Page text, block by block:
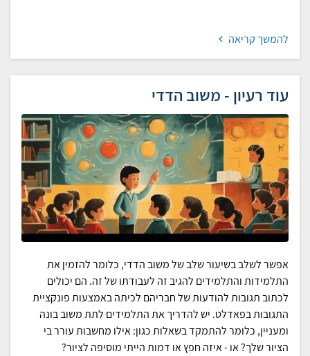
להמשך קריאה
עוד רעיון - משוב הדדי
אפשר לשלב בשיעור שלב של משוב הדדי, כלומר להזמין את
התלמידות והתלמידים להגיב זה לעבודתו של זה. הם יכולים
לכתוב תגובות להודעות של חבריהם לכיתה באמצעות פונקציית
התגובות בפאדלט. יש להדריך את התלמידים לתת משוב בונה
ומעניין, כלומר להתמקד בשאלות כגון: אילו מחשבות עורר בי
הציור שלך? או - איזה חפץ או דמות הייתי מוסיפה לציור?